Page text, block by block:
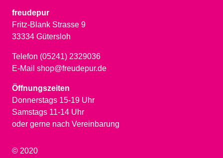
freudepur
Fritz-Blank Strasse 9
33334 Gütersloh
Telefon (05241) 2329036
E-Mail shop@freudepur.de
Öffnungszeiten
Donnerstags 15-19 Uhr
Samstags 11-14 Uhr
oder gerne nach Vereinbarung
© 2020